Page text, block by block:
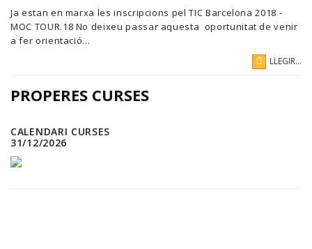
Ja estan en marxa les inscripcions pel TIC Barcelona 2018 -
MOC TOUR.18 No deixeu passar aquesta oportunitat de venir
a fer orientació...
LLEGIR...
PROPERES CURSES
CALENDARI CURSES
31/12/2026